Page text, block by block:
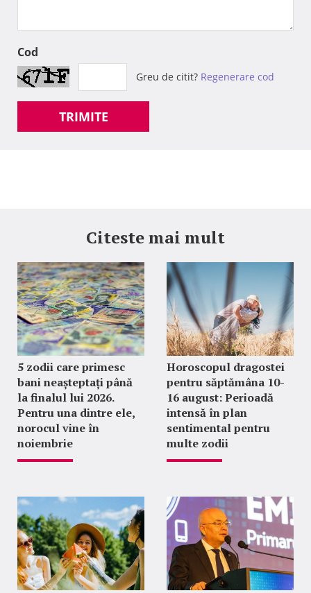
Cod
Greu de citit? Regenerare cod
TRIMITE
Citeste mai mult
5 zodii care primesc
bani neașteptați până
la finalul lui 2026.
Pentru una dintre ele,
norocul vine în
noiembrie
Horoscopul dragostei
pentru săptămâna 10-
16 august: Perioadă
intensă în plan
sentimental pentru
multe zodii